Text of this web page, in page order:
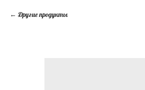
Другие продукты